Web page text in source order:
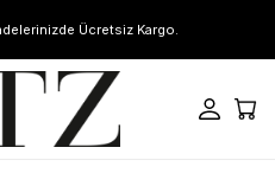
Ücretsiz Kargo.